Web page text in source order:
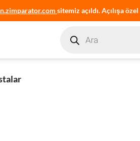
sitemiz açıldı. Açılışa
search